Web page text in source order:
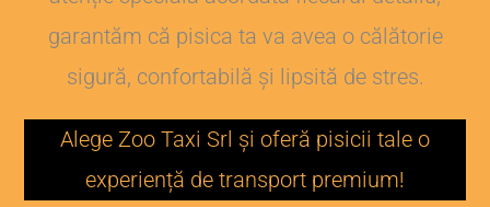
garantăm că pisica ta va avea o călătorie
sigură, confortabilă și lipsită de stres.
Alege Zoo Taxi Srl și oferă pisicii tale o
experiență de transport premium!